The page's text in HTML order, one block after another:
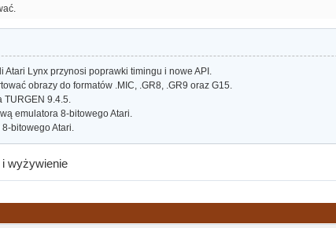
Lynx przynosi poprawki timingu i nowe API.
obrazy do formatów .MIC, .GR8, .GR9 oraz G15.
TURGEN 9.4.5.
emulatora 8-bitowego Atari.
bitowego Atari.
wyżywienie